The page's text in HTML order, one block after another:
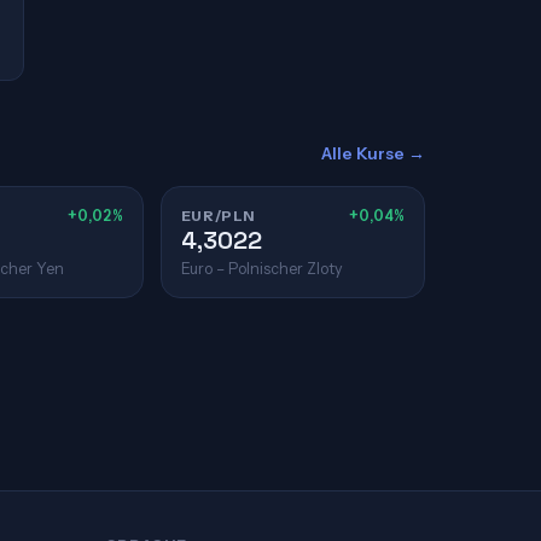
Alle Kurse →
+0,02%
Yen
EUR/PLN +0,04%
4,3022
Euro – Polnischer Zloty